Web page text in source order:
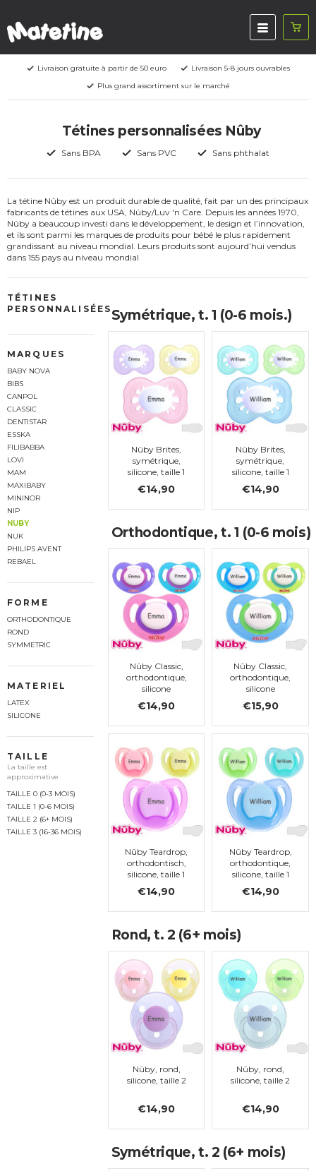
Livraison gratuite à partir de 50 euro
Livraison 5-8 jours ouvrables
Plus grand assortiment sur le marché
Tétines personnalisées Nûby
Sans BPA Sans PVC Sans phthalat
La tétine Nûby est un produit durable de qualité, fait par un des principaux
fabricants de tétines aux USA, Nûby/Luv 'n Care. Depuis les années 1970,
Nûby a beaucoup investi dans le développement, le design et l’innovation,
et ils sont parmi les marques de produits pour bébé le plus rapidement
grandissant au niveau mondial. Leurs produits sont aujourd’hui vendus
dans 155 pays au niveau mondial
TÉTINES
PERSONNALISÉES
MARQUES
BABY NOVA
BIBS
CANPOL
CLASSIC
DENTISTAR
ESSKA
FILIBABBA
LOVI
MAM
MAXIBABY
MININOR
NIP
NUBY
NUK
PHILIPS AVENT
REBAEL
FORME
ORTHODONTIQUE
ROND
SYMMETRIC
MATERIEL
LATEX
SILICONE
TAILLE
La taille est
approximative
TAILLE 0 (0-3 MOIS)
TAILLE 1 (0-6 MOIS)
TAILLE 2 (6+ MOIS)
TAILLE 3 (16-36 MOIS)
Symétrique, t. 1 (0-6 mois.)
Nûby Brites,
symétrique,
silicone, taille 1
€14,90
Nûby Brites,
symétrique,
silicone, taille 1
€14,90
Orthodontique, t. 1 (0-6 mois)
Nûby Classic,
orthodontique,
silicone
€14,90
Nûby Classic,
orthodontique,
silicone
€15,90
Nûby Teardrop,
orthodontisch,
silicone, taille 1
€14,90
Nûby Teardrop,
orthodontique,
silicone, taille 1
€14,90
Rond, t. 2 (6+ mois)
Nûby, rond,
silicone, taille 2
€14,90
Nûby, rond,
silicone, taille 2
€14,90
Symétrique, t. 2 (6+ mois)